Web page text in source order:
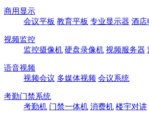
商用显示
会议平板 教育平板 专业显示器 酒店
视频监控
监控摄像机 硬盘录像机 视频服务器
语音视频
视频会议 多媒体视频 会议系统
考勤门禁系统
考勤机 门禁一体机 消费机 楼宇对讲